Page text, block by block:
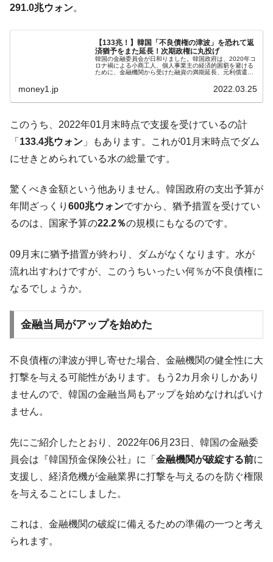
い「50.5％」に上昇
韓国大統領府ボンクラ政策室長が告発され
た ⇒ 国家が行った恐るべき株価操作であり、空前の国政壟
『Money1』
中国だけが鉄鋼輸出を異常増加させる ⇒ 中
国の過剰生産が世界を蝕む。
『Money1』
韓国製造業「半導体絶好調」のウラで他業
【米韓激突案件】韓国消費者院が『クーパ
ン』1人当たり賠償10万ウォンを認定 ⇒ 総額3兆7,000億
『Money1』 韓国で猛暑。南東部では干ばつ
『Money1』
韓国型イージス搭載の次世代駆逐艦
「KDDX」1番艦、2032年竣工と公示
『Money1』
【対日本円】ウォン安が急進！ 日米の協調
『Money1』
韓国政府『BYD』車への補助金を全廃 ⇒ 実
は韓国で『BYD』車は売れている。6カ月で対前年同期比
『Money1』
在韓米国大使スティールが着韓！⇒ さっそ
く空港に詰めかけ「出て行け！」「極右勢力」のプラカー
ドを掲げる「在韓反米勢力」
『Money1』
『Money1』
JPモルガン「韓国レバレッジETFの清算は
ほぼ終わった」
『Money1』
韓国『国民年金公団』株価暴落で200兆蒸
発。
ャンペーン」⇒ あの名物教授も登場！
『Money1』
291.0兆ウォン。
【133兆！】韓国「不良債権の津波」を恐れて返
済猶予をまた延長！次期政権に丸投げ
韓国の金融委員会が日和りました。韓国政府は、2020年コ
ロナ禍による小商工人、個人事業主の経済的困窮を避ける
ために、金融機関から受けた融資の満期延長、元利償還の
money1.jp 2022.03.25
このうち、2022年01月末時点で支援を受けているの計
「 133.4兆ウォン 」もあります。これが01月末時点でダム
にせきとめられている水の総量です。
驚くべき金額という他ありません。韓国政府の支出予算が
年間ざっくり 600兆ウォンですから、猶予措置を受けてい
るのは、国家予算の22.2％の規模にもなるのです。
09月末に猶予措置が終わり、ダムがなくなります。水が
流れ出すわけですが、このうちいったい何％が不良債権に
なるでしょうか。
金融当局がアップを始めた
不良債権の津波が押し寄せた場合、金融機関の健全性に大
打撃を与える可能性があります。もう2カ月余りしかあり
ませんので、韓国の金融当局もアップを始めなければいけ
ません。
先にご紹介したとおり、2022年06月23日、韓国の金融委
員会は『韓国預金保険公社』に「 金融機関が破綻する前に
支援し、経済危機が金融業界に打撃を与えるのを防ぐ権限
を与えることにしました。
これは、金融機関の破綻に備えるための準備の一つと考え
られます。